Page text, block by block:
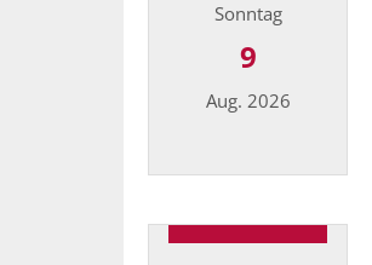
Sonntag
9
Aug. 2026